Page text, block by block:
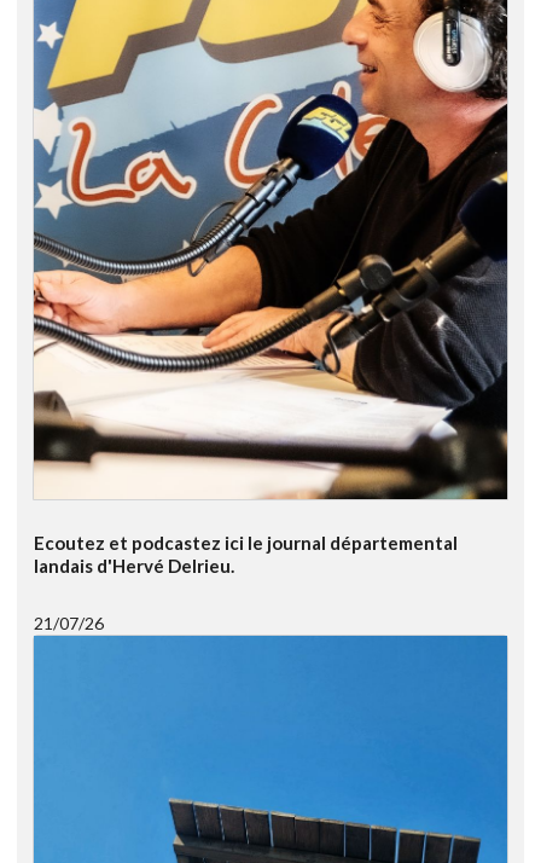
Ecoutez et podcastez ici le journal départemental
landais d'Hervé Delrieu.
21/07/26